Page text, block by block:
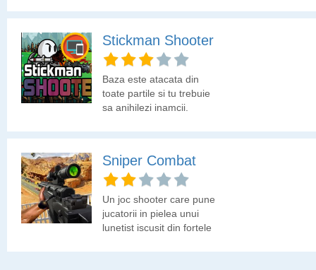
Stickman Shooter
Baza este atacata din
toate partile si tu trebuie
sa anihilezi inamcii.
Sniper Combat
Un joc shooter care pune
jucatorii in pielea unui
lunetist iscusit din fortele